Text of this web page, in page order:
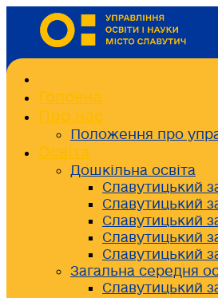
Головна
Про нас
Положення про
Освіта
Дошкільна освіта
Славутицький
Славутицький
Славутицький
Славутицький
Славутицький
Загальна середня
Славутицький